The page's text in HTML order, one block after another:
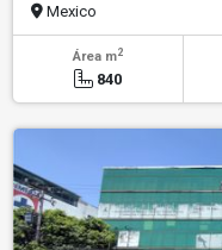
Mexico
Área m2
840